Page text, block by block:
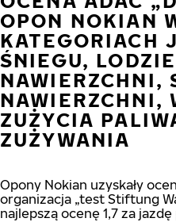
OPON NOKIAN
KATEGORIACH
ŚNIEGU,
NAWIERZCHNI,
NAWIERZCHNI,
ZUŻYCIA
ZUŻYWANIA
Opony Nokian uzyskały
organizacja „test Stiftung
najlepszą ocenę 1,7 za